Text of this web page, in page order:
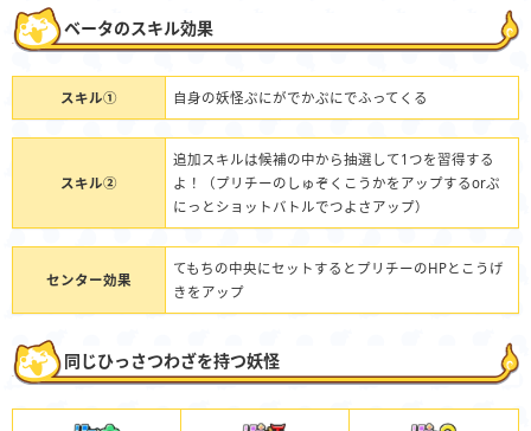
ベータのスキル効果
スキル① 自身の妖怪ぷにがでかぷにでふってくる
スキル②
追加スキルは候補の中から抽選して1つを習得する
よ！（プリチーのしゅぞくこうかをアップするorぷ
にっとショットバトルでつよさアップ）
センター効果
てもちの中央にセットするとプリチーのHPとこうげ
きをアップ
同じひっさつわざを持つ妖怪